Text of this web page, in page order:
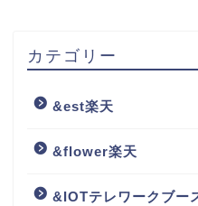
カテゴリー
&est楽天
&flower楽天
&IOTテレワークブー